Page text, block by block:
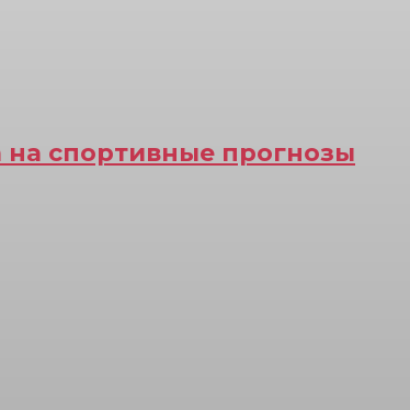
на спортивные прогнозы